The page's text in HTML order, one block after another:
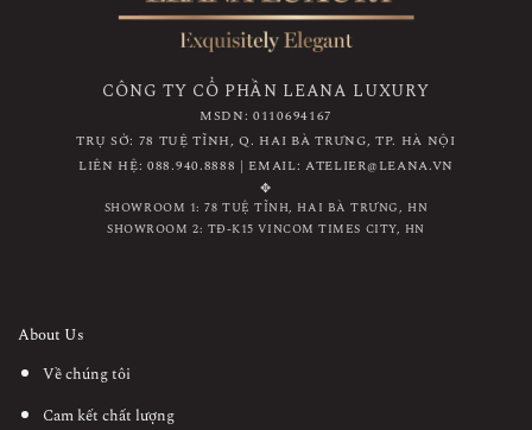
CÔNG TY CỔ PHẦN LEANA LUXURY
MSDN: 0110694167
TRỤ SỞ: 78 TUỆ TĨNH, Q. HAI BÀ TRƯNG, TP. HÀ NỘI
LIÊN HỆ: 088.940.8888 | EMAIL: ATELIER@LEANA.VN
✥
SHOWROOM 1: 78 TUỆ TĨNH, HAI BÀ TRƯNG, HN
SHOWROOM 2: TĐ-K15 VINCOM TIMES CITY, HN
About Us
Về chúng tôi
Cam kết chất lượng